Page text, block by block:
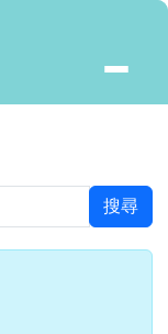
學全球資
搜尋